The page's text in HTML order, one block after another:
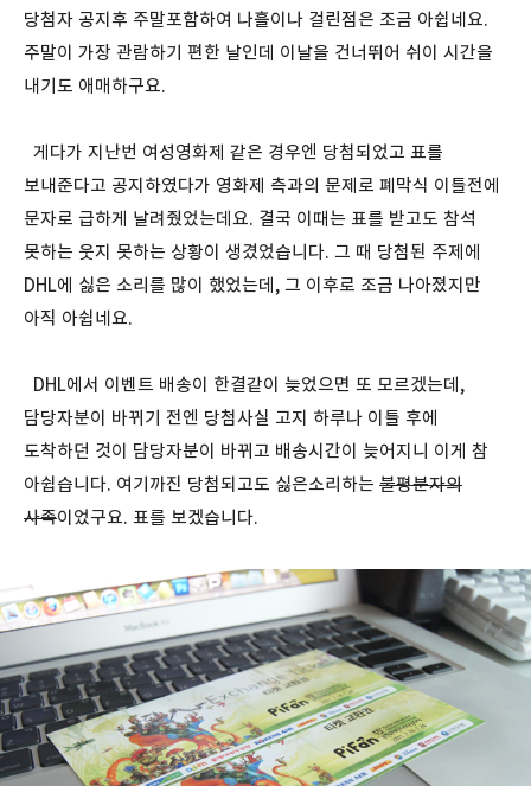
당첨자 공지후 주말포함하여 나흘이나 걸린점은 조금 아쉽네요.
주말이 가장 관람하기 편한 날인데 이날을 건너뛰어 쉬이 시간을
내기도 애매하구요.
게다가 지난번 여성영화제 같은 경우엔 당첨되었고 표를
보내준다고 공지하였다가 영화제 측과의 문제로 폐막식 이틀전에
문자로 급하게 날려줬었는데요. 결국 이때는 표를 받고도 참석
못하는 웃지 못하는 상황이 생겼었습니다. 그 때 당첨된 주제에
DHL에 싫은 소리를 많이 했었는데, 그 이후로 조금 나아졌지만
아직 아쉽네요.
DHL에서 이벤트 배송이 한결같이 늦었으면 또 모르겠는데,
담당자분이 바뀌기 전엔 당첨사실 고지 하루나 이틀 후에
도착하던 것이 담당자분이 바뀌고 배송시간이 늦어지니 이게 참
아쉽습니다. 여기까진 당첨되고도 싫은소리하는 불평분자의
사족이었구요. 표를 보겠습니다.